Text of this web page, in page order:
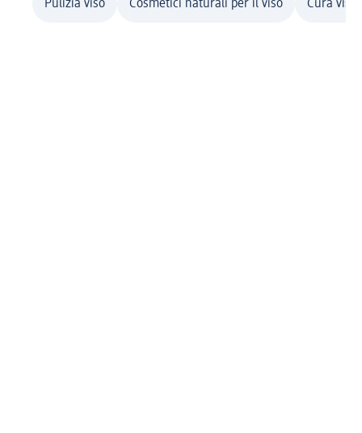
Pulizia viso Cosmetici naturali per il viso Cura viso